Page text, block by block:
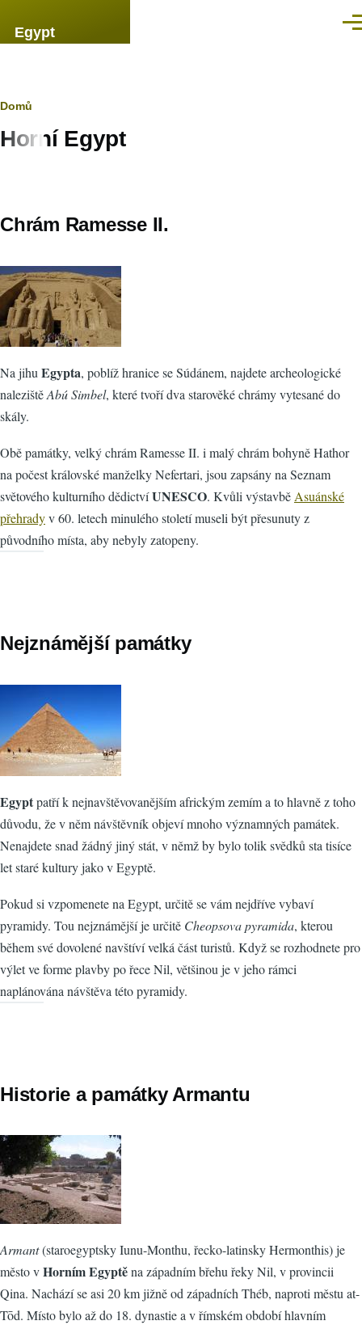
Egypt
Drobečková
navigace
Domů
Horní Egypt
Chrám Ramesse II.
Na jihu Egypta, poblíž hranice se Súdánem, najdete archeologické
nalezištěAbú Simbel, které tvoří dva starověké chrámy vytesané do
skály.
Obě památky, velký chrám Ramesse II. i malý chrám bohyně Hathor
na počest královské manželky Nefertari, jsou zapsány na Seznam
světového kulturního dědictvíUNESCO. Kvůli výstavbě Asuánské
přehradyv 60. letech minulého století museli být přesunuty z
původního místa, aby nebyly zatopeny.
Nejznámější památky
Egyptpatří k nejnavštěvovanějším africkým zemím a to hlavně z toho
důvodu, že v něm návštěvník objeví mnoho významných památek.
Nenajdete snad žádný jiný stát, v němž by bylo tolik svědků sta tisíce
let staré kultury jako v Egyptě.
Pokud si vzpomenete na Egypt, určitě se vám nejdříve vybaví
pyramidy. Tou nejznámější je určitě Cheopsova pyramida, kterou
během své dovolené navštíví velká část turistů. Když se rozhodnete pro
výlet ve forme plavby po řece Nil, většinou je v jeho rámci
naplánována návštěva této pyramidy.
Historie a památky Armantu
Armant(staroegyptsky Iunu-Monthu, řecko-latinsky Hermonthis) je
město vHorním Egyptěna západním břehu řeky Nil, v provincii
Qina. Nachází se asi 20 km jižně od západních Théb, naproti městu at-
Tōd. Místo bylo až do 18. dynastie a v římském období hlavním